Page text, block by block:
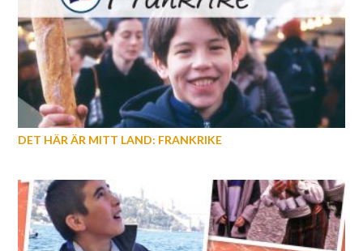
DET HÄR ÄR MITT LAND: FRANKRIKE